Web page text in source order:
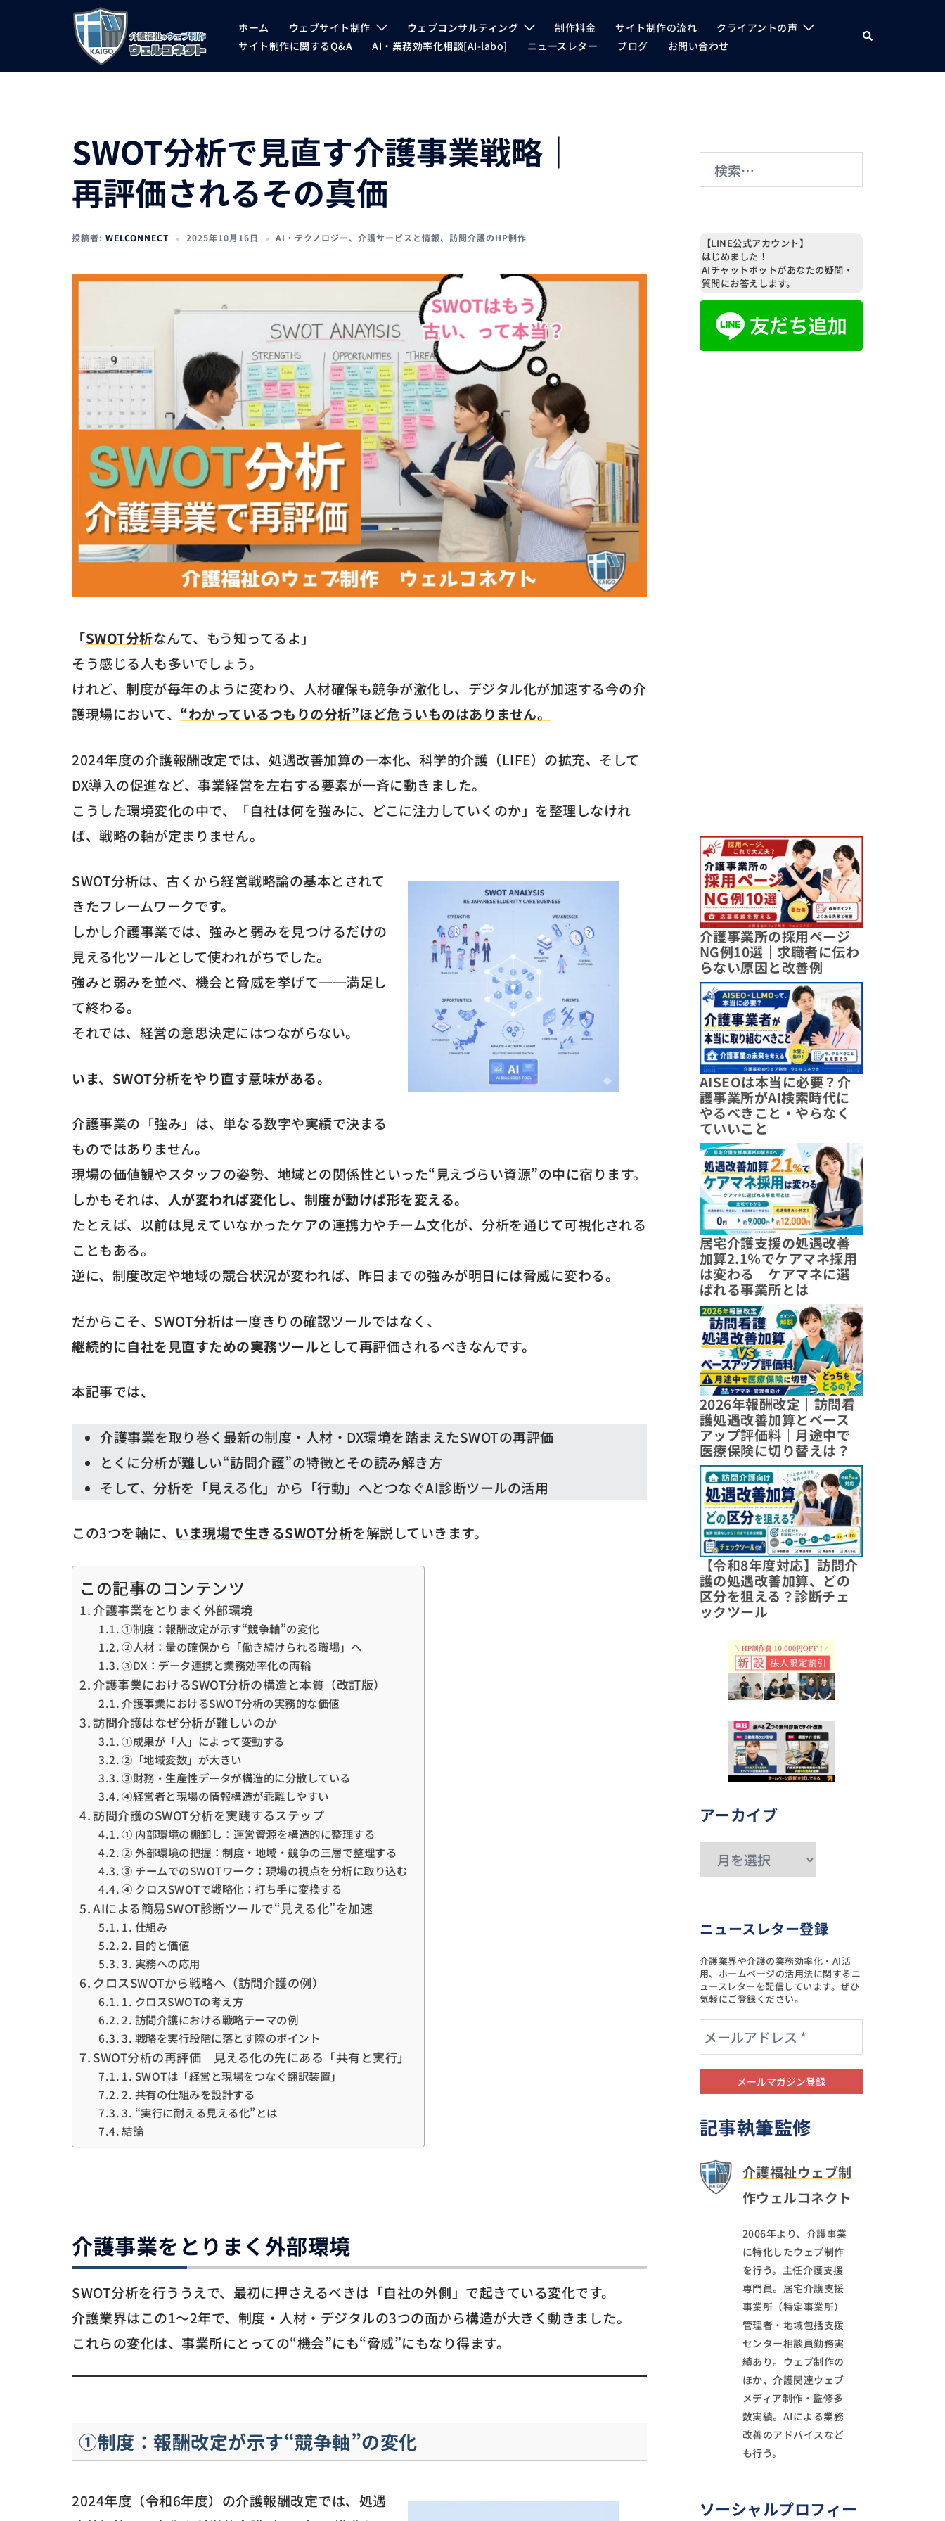
ホーム ウェブサイト制作 ウェブコンサルティング 制作料金 サイト制作の流れ
クライアントの声
サイト制作に関するQ&A
AI・業務効率化相談[AI-labo] ニュースレター ブログ お問い合わせ
検
索
SWOT分析で見直す介護事業戦略｜
再評価されるその真価
投稿者: WELCONNECT 2025年10月16日 AI・テクノロジー、 介護サービスと情報、 訪問介護のHP制作
「SWOT分析なんて、もう知ってるよ」
そう感じる人も多いでしょう。
けれど、制度が毎年のように変わり、人材確保も競争が激化し、デジタル化が加速する今の介
護現場において、 “わかっているつもりの分析”ほど危ういものはありません。
2024年度の介護報酬改定では、処遇改善加算の一本化、科学的介護（LIFE）の拡充、そして
DX導入の促進など、事業経営を左右する要素が一斉に動きました。
こうした環境変化の中で、「自社は何を強みに、どこに注力していくのか」を整理しなけれ
ば、戦略の軸が定まりません。
SWOT分析は、古くから経営戦略論の基本とされて
きたフレームワークです。
しかし介護事業では、強みと弱みを見つけるだけの
見える化ツールとして使われがちでした。
強みと弱みを並べ、機会と脅威を挙げて──満足し
て終わる。
それでは、経営の意思決定にはつながらない。
いま、SWOT分析をやり直す意味がある。
介護事業の「強み」は、単なる数字や実績で決まる
ものではありません。
現場の価値観やスタッフの姿勢、地域との関係性といった“見えづらい資源”の中に宿ります。
しかもそれは、 人が変われば変化し、制度が動けば形を変える。
たとえば、以前は見えていなかったケアの連携力やチーム文化が、分析を通じて可視化される
こともある。
逆に、制度改定や地域の競合状況が変われば、昨日までの強みが明日には脅威に変わる。
だからこそ、SWOT分析は一度きりの確認ツールではなく、
継続的に自社を見直すための実務ツールとして再評価されるべきなんです。
本記事では、
介護事業を取り巻く最新の制度・人材・DX環境を踏まえたSWOTの再評価
とくに分析が難しい“訪問介護”の特徴とその読み解き方
そして、分析を「見える化」から「行動」へとつなぐAI診断ツールの活用
この3つを軸に、 いま現場で生きるSWOT分析を解説していきます。
この記事のコンテンツ
介護事業をとりまく外部環境
①制度：報酬改定が示す“競争軸”の変化
②人材：量の確保から「働き続けられる職場」へ
③DX：データ連携と業務効率化の両輪
介護事業におけるSWOT分析の構造と本質（改訂版）
介護事業におけるSWOT分析の実務的な価値
訪問介護はなぜ分析が難しいのか
①成果が「人」によって変動する
②「地域変数」が大きい
③財務・生産性データが構造的に分散している
④経営者と現場の情報構造が乖離しやすい
訪問介護のSWOT分析を実践するステップ
① 内部環境の棚卸し：運営資源を構造的に整理する
② 外部環境の把握：制度・地域・競争の三層で整理する
③ チームでのSWOTワーク：現場の視点を分析に取り込む
④ クロスSWOTで戦略化：打ち手に変換する
AIによる簡易SWOT診断ツールで“見える化”を加速
1. 仕組み
2. 目的と価値
3. 実務への応用
クロスSWOTから戦略へ（訪問介護の例）
1. クロスSWOTの考え方
2. 訪問介護における戦略テーマの例
3. 戦略を実行段階に落とす際のポイント
SWOT分析の再評価｜見える化の先にある「共有と実行」
1. SWOTは「経営と現場をつなぐ翻訳装置」
2. 共有の仕組みを設計する
3. “実行に耐える見える化”とは
結論
介護事業をとりまく外部環境
SWOT分析を行ううえで、最初に押さえるべきは「自社の外側」で起きている変化です。
介護業界はこの1〜2年で、制度・人材・デジタルの3つの面から構造が大きく動きました。
これらの変化は、事業所にとっての“機会”にも“脅威”にもなり得ます。
①制度：報酬改定が示す“競争軸”の変化
2024年度（令和6年度）の介護報酬改定では、処遇
索:
【LINE公式アカウント】
はじめました！
AIチャットボットがあなたの疑問・
質問にお答えします。
介護事業所の採用ページ
NG例10選｜求職者に伝わ
らない原因と改善例
AISEOは本当に必要？介
護事業所がAI検索時代に
やるべきこと・やらなく
ていいこと
居宅介護支援の処遇改善
加算2.1％でケアマネ採用
は変わる｜ケアマネに選
ばれる事業所とは
2026年報酬改定｜訪問看
護処遇改善加算とベース
アップ評価料｜月途中で
医療保険に切り替えは？
【令和8年度対応】訪問介
護の処遇改善加算、どの
区分を狙える？診断チェ
ックツール
アーカイブ
ー
イ
ブ
ニュースレター登録
介護業界や介護の業務効率化・AI活
用、ホームページの活用法に関するニ
ュースレターを配信しています。ぜひ
気軽にご登録ください。
記事執筆監修
介護福祉ウェブ制
作ウェルコネクト
2006年より、介護事業
に特化したウェブ制作
を行う。主任介護支援
専門員。居宅介護支援
事業所（特定事業所）
管理者・地域包括支援
センター相談員勤務実
績あり。ウェブ制作の
ほか、介護関連ウェブ
メディア制作・監修多
数実績。AIによる業務
改善のアドバイスなど
も行う。
ソーシャルプロフィー